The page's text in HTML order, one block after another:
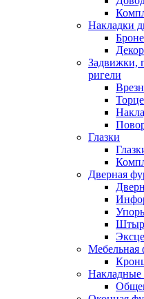
Накладки
Задвижки,
ригели
Глазки
Дверная
Мебельная
Накладные